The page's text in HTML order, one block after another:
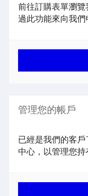
前往訂購表單瀏
過此功能來向我們
管理您的帳戶
已經是我們的客
中心，以管理您持